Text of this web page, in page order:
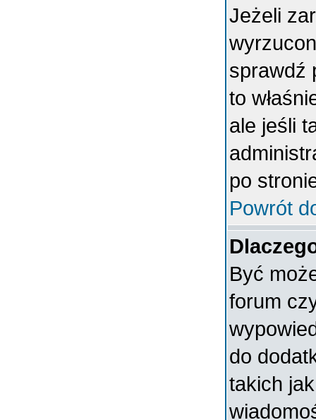
Jeżeli
sprawdź
to
ale jeśli
po
Powrót
Być
forum
do
takich